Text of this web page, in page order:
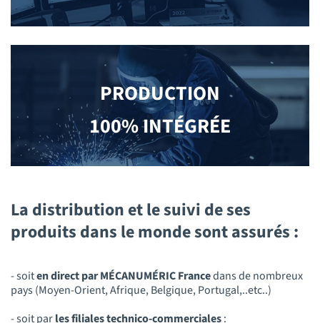
PRODUCTION
100% INTÉGRÉE
La distribution et le suivi de ses
produits dans le monde sont assurés :
- soiten direct par MÉCANUMÉRIC Francedans de nombreux
pays (Moyen-Orient, Afrique, Belgique, Portugal,..etc..)
- soit parles filiales technico-commerciales: